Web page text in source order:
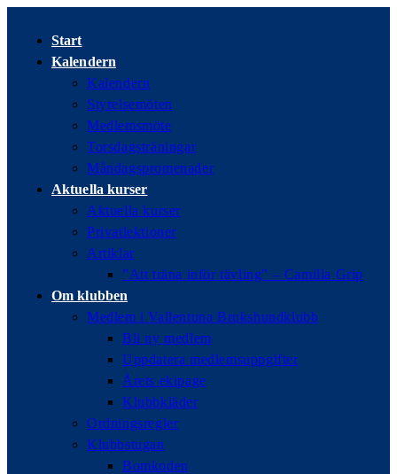
innehållet
Start
Kalendern
Kalendern
Styrelsemöten
Medlemsmöte
Torsdagsträningar
Måndagspromenader
Aktuella kurser
Aktuella kurser
Privatlektioner
Artiklar
”Att träna inför tävling” – Camilla Grip
Om klubben
Medlem i Vallentuna Brukshundklubb
Bli ny medlem
Uppdatera medlemsuppgifter
Årets ekipage
Klubbkläder
Ordningsregler
Klubbstugan
Bomkoden